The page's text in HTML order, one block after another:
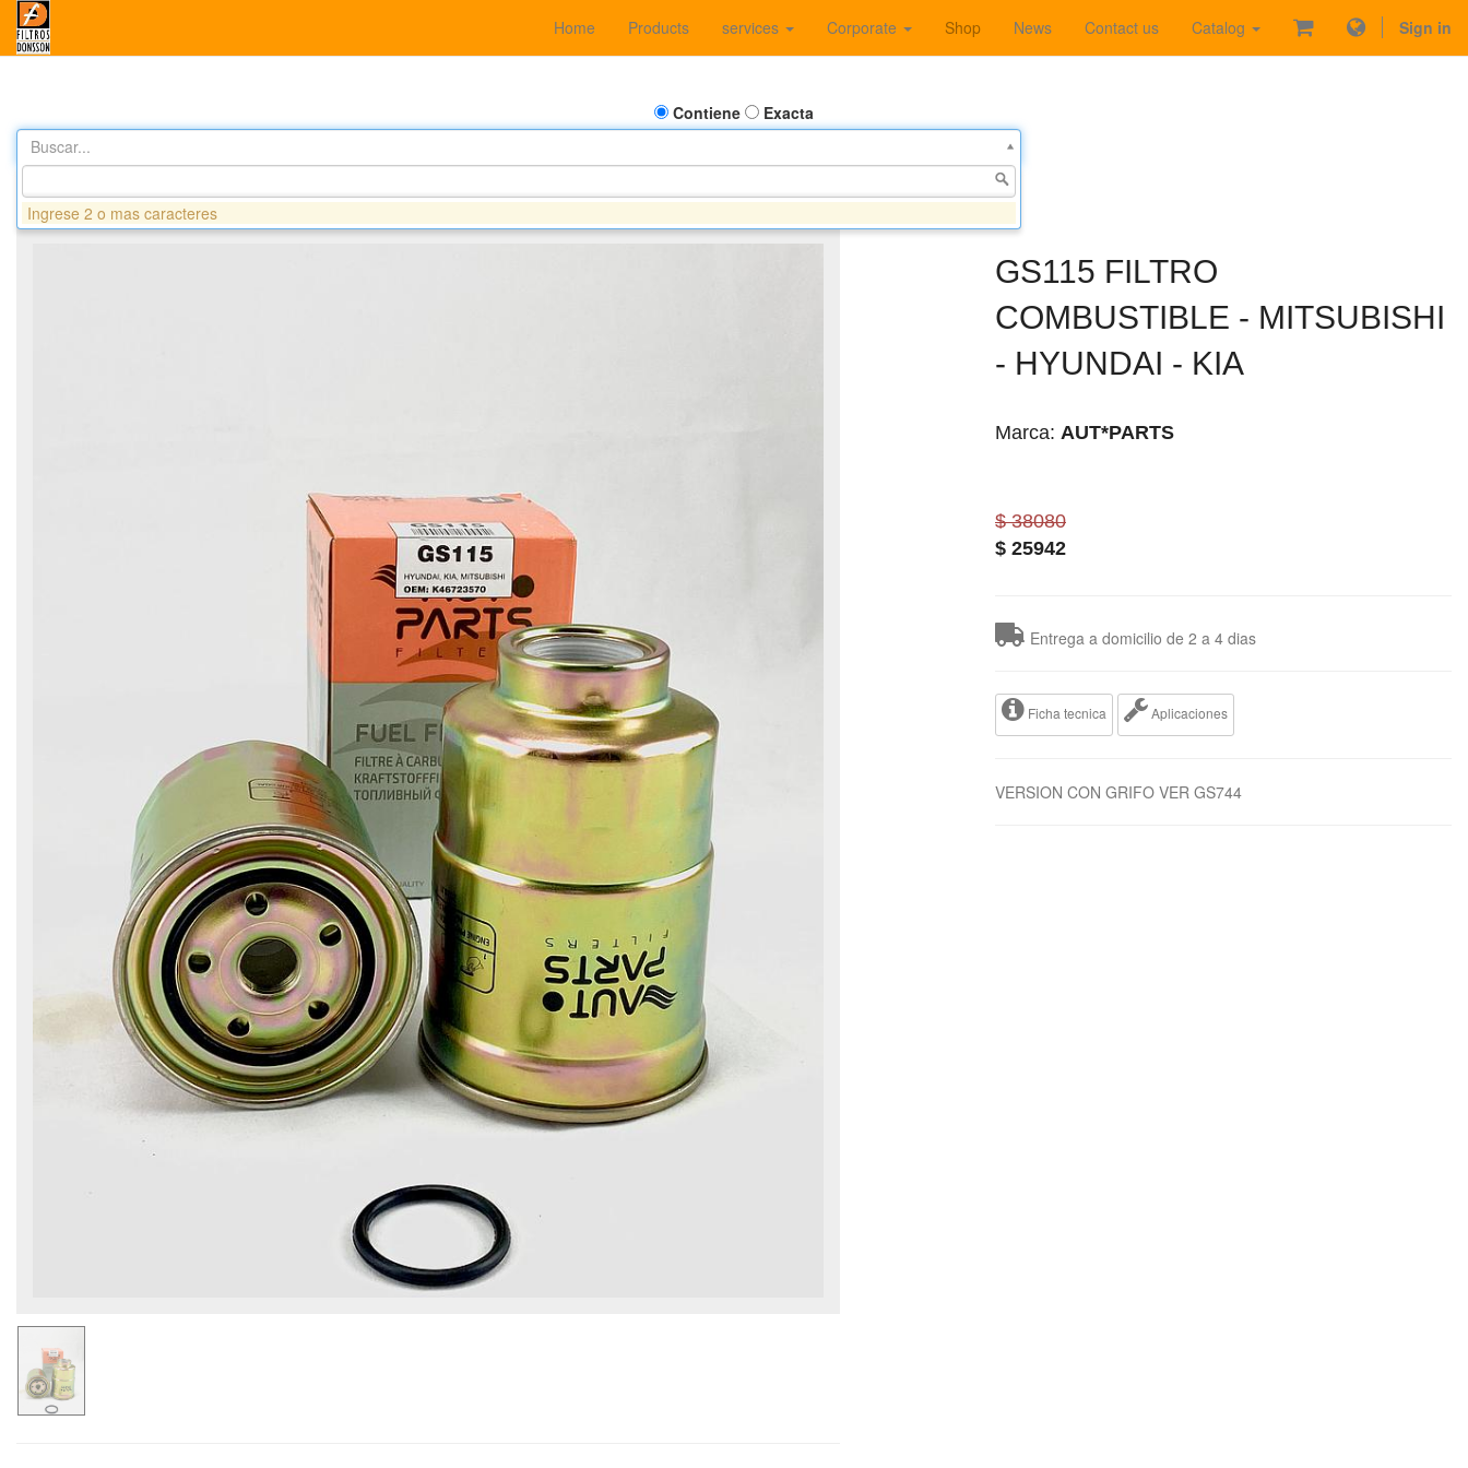
Home Products services Corporate Shop News Contact us Catalog Sign in
Contiene
Exacta
Buscar...
GS115 FILTRO
COMBUSTIBLE - MITSUBISHI
- HYUNDAI - KIA
Marca: AUT*PARTS
$ 38080
$ 25942
Entrega a domicilio de 2 a 4 dias
Ficha tecnica Aplicaciones
VERSION CON GRIFO VER GS744
Ingrese 2 o mas caracteres